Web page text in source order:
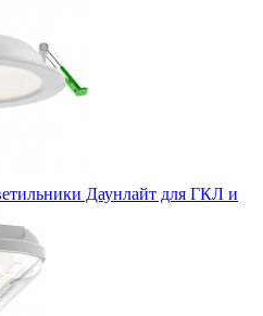
Даунлайт для ГКЛ и